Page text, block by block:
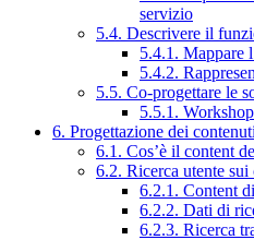
servizio
5.4. Descrivere il
5.4.1. Mappare
5.4.2.
5.5. Co-progettare le
5.5.1.
6. Progettazione dei contenuti
6.1. Cos’è il content
6.2. Ricerca utente
6.2.1. Content
6.2.2. Dati di
6.2.3. Ricerca